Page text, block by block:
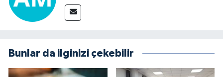
Bunlar da ilginizi çekebilir